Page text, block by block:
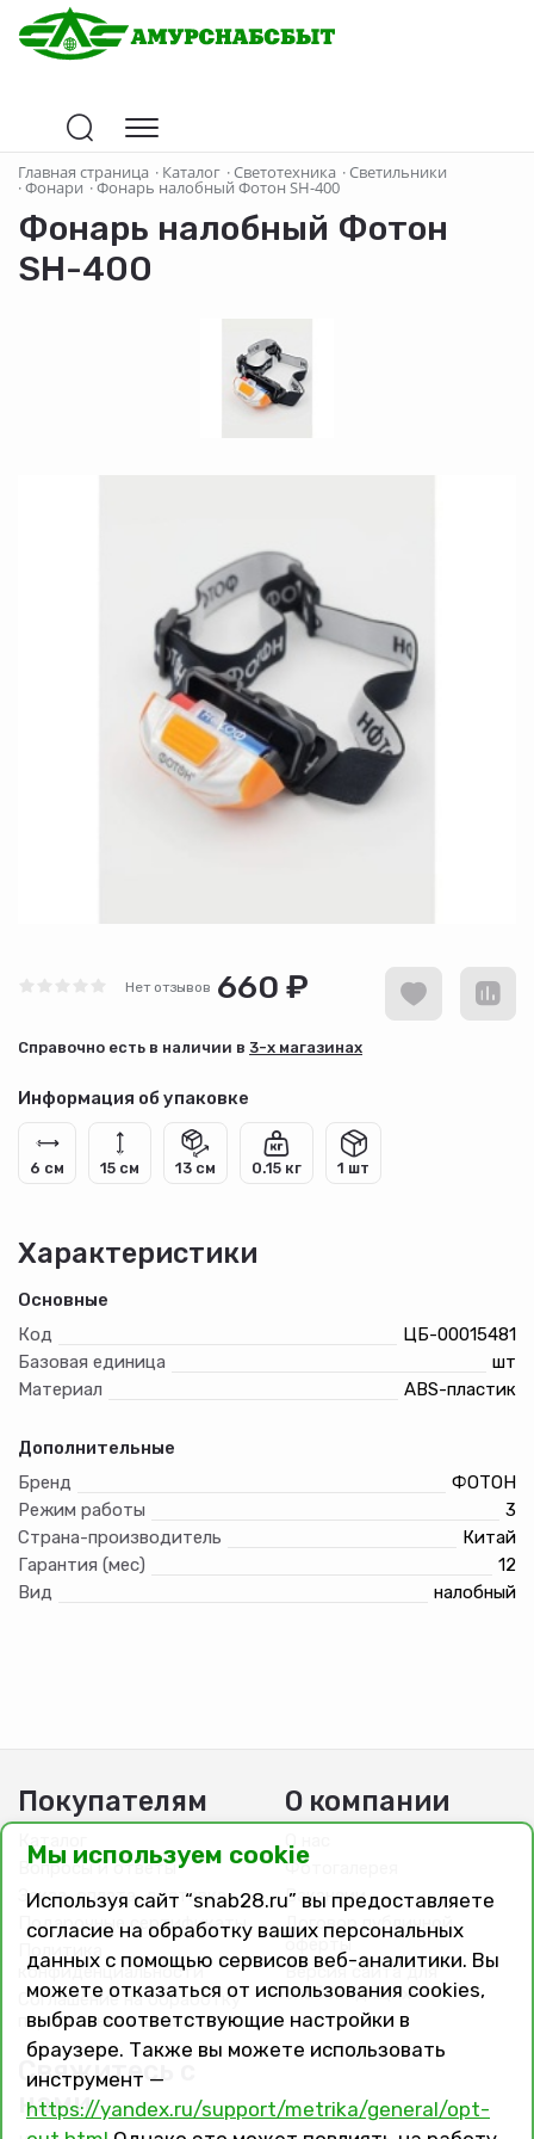
Главная страница · Каталог ·Светотехника ·Светильники
·Фонари ·Фонарь налобный Фотон SH-400
Фонарь налобный Фотон
SH-400
Нет отзывов 660 ₽
Cправочно есть в наличии в 3-х магазинах
Информация об упаковке
6 см 15 см 13 см 0.15 кг 1 шт
Характеристики
Основные
Код
ЦБ-00015481
Базовая единица
шт
Материал
ABS-пластик
Дополнительные
Бренд
ФОТОН
Режим работы
3
Страна-производитель
Китай
Гарантия (мес)
12
Вид
налобный
Покупателям
Каталог
Вопросы и ответы
Заказ, оплата, доставка
Подарочные сертификаты
конфиденциальности
Соглашение на обработку
персональных данных
О компании
О нас
Фотогалерея
Вакансии
Договор публичной
оферты
Версия сайта для
слабовидящих
Свяжитесь с
нами
Мы используем cookie
Используя сайт “snab28.ru” вы предоставляете
согласие на обработку ваших персональных
данных с помощью сервисов веб-аналитики. Вы
можете отказаться от использования cookies,
выбрав соответствующие настройки в
браузере. Также вы можете использовать
инструмент —
https://yandex.ru/support/metrika/general/opt-